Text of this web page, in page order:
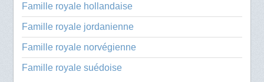
Famille royale hollandaise
Famille royale jordanienne
Famille royale norvégienne
Famille royale suédoise